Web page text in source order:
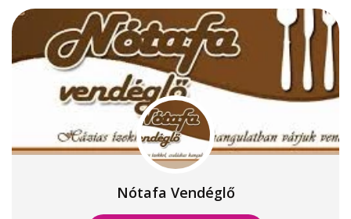
Nótafa Vendéglő